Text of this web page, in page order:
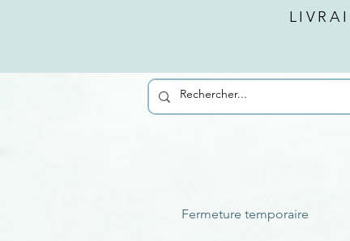
Fermeture temporaire